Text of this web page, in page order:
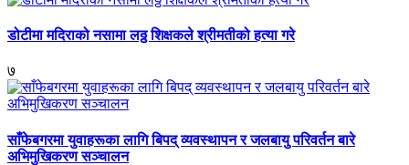
डोटीमा मदिराको नसामा लठ्ठ शिक्षकले श्रीमतीको हत्या गरे
७
साँफेबगरमा युवाहरूका लागि बिपद् व्यवस्थापन र जलबायु परिवर्तन बारे
अभिमुखिकरण सञ्चालन